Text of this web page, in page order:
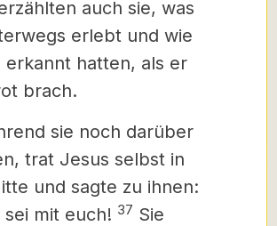
auch sie, was
erlebt und wie
erkannt hatten, als er
brach.
sie noch darüber
trat Jesus selbst in
und sagte zu ihnen:
sei mit euch! 37 Sie